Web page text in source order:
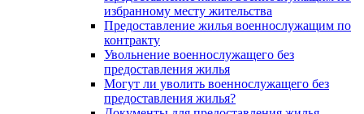
избранному месту жительства
Предоставление жилья военнослужащим по
контракту
Увольнение военнослужащего без
предоставления жилья
Могут ли уволить военнослужащего без
предоставления жилья?